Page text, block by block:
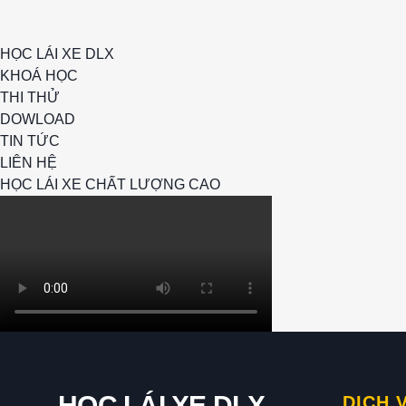
HỌC LÁI XE DLX
KHOÁ HỌC
THI THỬ
DOWLOAD
TIN TỨC
LIÊN HỆ
HỌC LÁI XE CHẤT LƯỢNG CAO